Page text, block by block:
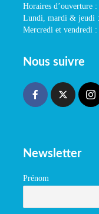
Horaires d’ouverture :
Lundi, mardi & jeudi
Mercredi et vendredi
Nous suivre
Newsletter
Prénom